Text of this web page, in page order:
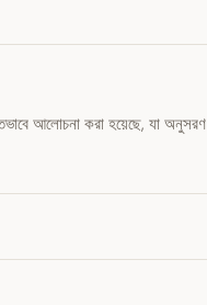
আলোচনা করা হয়েছে, যা অনুসরণ